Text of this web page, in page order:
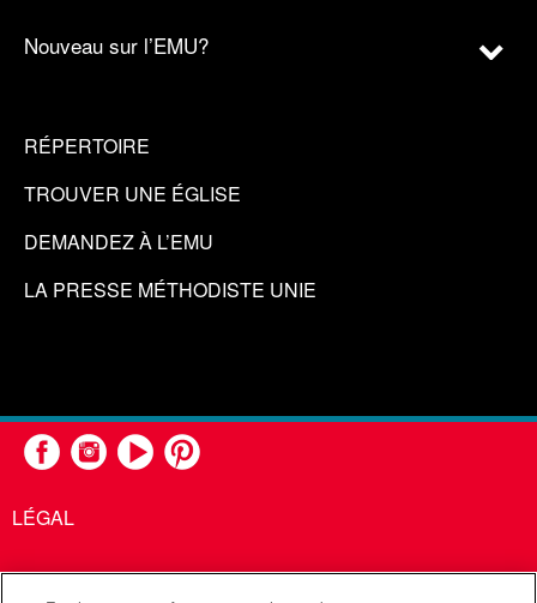
Nouveau sur l’EMU?
RÉPERTOIRE
TROUVER UNE ÉGLISE
DEMANDEZ À L’EMU
LA PRESSE MÉTHODISTE UNIE
LÉGAL